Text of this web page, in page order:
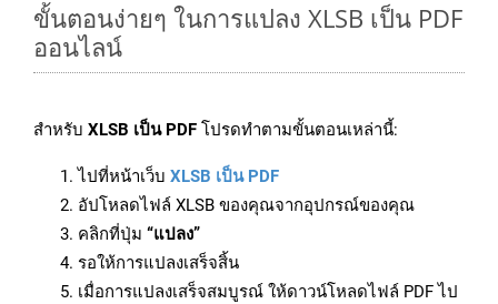
ขั้นตอนง่ายๆ ในการแปลง XLSB เป็น PDF
ออนไลน์
สำหรับ XLSB เป็น PDF โปรดทำตามขั้นตอนเหล่านี้:
ไปที่หน้าเว็บ XLSB เป็น PDF
อัปโหลดไฟล์ XLSB ของคุณจากอุปกรณ์ของคุณ
คลิกที่ปุ่ม “แปลง”
รอให้การแปลงเสร็จสิ้น
เมื่อการแปลงเสร็จสมบูรณ์ ให้ดาวน์โหลดไฟล์ PDF ไป